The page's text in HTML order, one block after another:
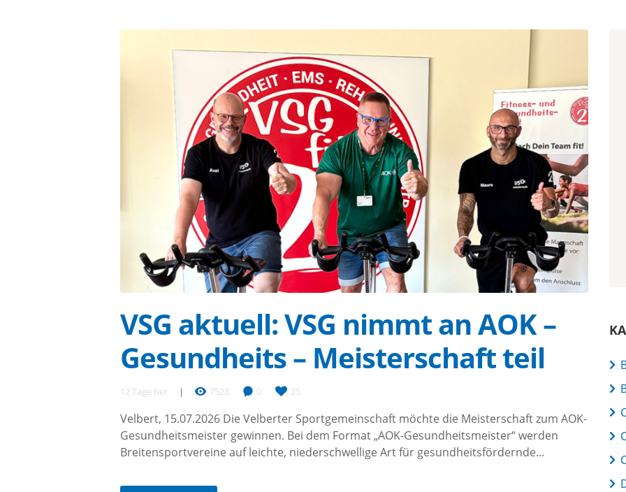
VSG aktuell: VSG nimmt an AOK –
Gesundheits – Meisterschaft teil
12 Tage her 7523 0 25
Velbert, 15.07.2026 Die Velberter Sportgemeinschaft möchte die Meisterschaft zum AOK-
Gesundheitsmeister gewinnen. Bei dem Format „AOK-Gesundheitsmeister“ werden
Breitensportvereine auf leichte, niederschwellige Art für gesundheitsfördernde...